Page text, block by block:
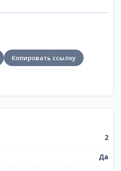
Копировать ссылку
2
Да